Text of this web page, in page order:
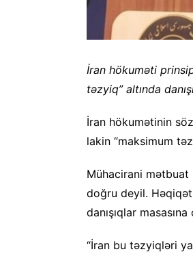
İran hökuməti
təzyiq” altında
İran hökumətinin
lakin “maksimum
Mühacirani mətbuat
doğru deyil. Həqiqət
danışıqlar
“İran bu təzyiqləri